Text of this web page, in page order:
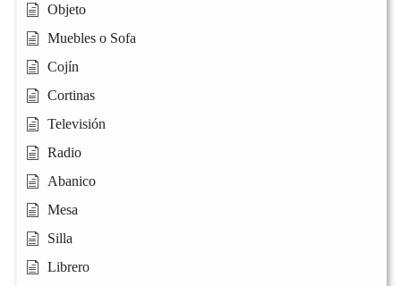
Objeto
Muebles o Sofa
Cojín
Cortinas
Televisión
Radio
Abanico
Mesa
Silla
Librero